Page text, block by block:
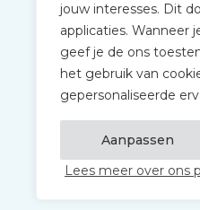
jouw interesses. Dit
applicaties. Wanneer
geef je de ons
het gebruik van
gepersonaliseerde
Aanpassen
Lees meer over ons